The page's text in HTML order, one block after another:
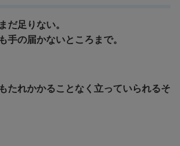
だ足りない。
手の届かないところまで。
たれかかることなく立っていられるそ